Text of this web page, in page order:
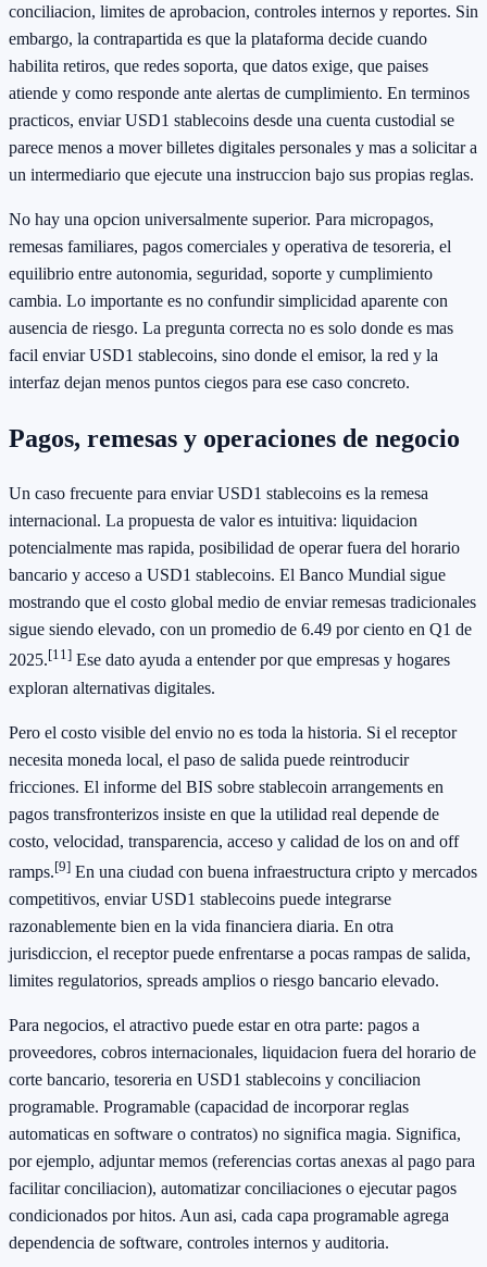
conciliacion, limites de aprobacion, controles internos y reportes. Sin
embargo, la contrapartida es que la plataforma decide cuando
habilita retiros, que redes soporta, que datos exige, que paises
atiende y como responde ante alertas de cumplimiento. En terminos
practicos, enviar USD1 stablecoins desde una cuenta custodial se
parece menos a mover billetes digitales personales y mas a solicitar a
un intermediario que ejecute una instruccion bajo sus propias reglas.
No hay una opcion universalmente superior. Para micropagos,
remesas familiares, pagos comerciales y operativa de tesoreria, el
equilibrio entre autonomia, seguridad, soporte y cumplimiento
cambia. Lo importante es no confundir simplicidad aparente con
ausencia de riesgo. La pregunta correcta no es solo donde es mas
facil enviar USD1 stablecoins, sino donde el emisor, la red y la
interfaz dejan menos puntos ciegos para ese caso concreto.
Pagos, remesas y operaciones de negocio
Un caso frecuente para enviar USD1 stablecoins es la remesa
internacional. La propuesta de valor es intuitiva: liquidacion
potencialmente mas rapida, posibilidad de operar fuera del horario
bancario y acceso a USD1 stablecoins. El Banco Mundial sigue
mostrando que el costo global medio de enviar remesas tradicionales
sigue siendo elevado, con un promedio de 6.49 por ciento en Q1 de
2025.[11] Ese dato ayuda a entender por que empresas y hogares
exploran alternativas digitales.
Pero el costo visible del envio no es toda la historia. Si el receptor
necesita moneda local, el paso de salida puede reintroducir
fricciones. El informe del BIS sobre stablecoin arrangements en
pagos transfronterizos insiste en que la utilidad real depende de
costo, velocidad, transparencia, acceso y calidad de los on and off
ramps.[9] En una ciudad con buena infraestructura cripto y mercados
competitivos, enviar USD1 stablecoins puede integrarse
razonablemente bien en la vida financiera diaria. En otra
jurisdiccion, el receptor puede enfrentarse a pocas rampas de salida,
limites regulatorios, spreads amplios o riesgo bancario elevado.
Para negocios, el atractivo puede estar en otra parte: pagos a
proveedores, cobros internacionales, liquidacion fuera del horario de
corte bancario, tesoreria en USD1 stablecoins y conciliacion
programable. Programable (capacidad de incorporar reglas
automaticas en software o contratos) no significa magia. Significa,
por ejemplo, adjuntar memos (referencias cortas anexas al pago para
facilitar conciliacion), automatizar conciliaciones o ejecutar pagos
condicionados por hitos. Aun asi, cada capa programable agrega
dependencia de software, controles internos y auditoria.